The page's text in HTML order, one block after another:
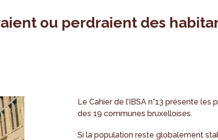
ou perdraient des
Le Cahier de l’IBSA n°13 présente
des 19 communes bruxelloises.
Si la population reste globalement